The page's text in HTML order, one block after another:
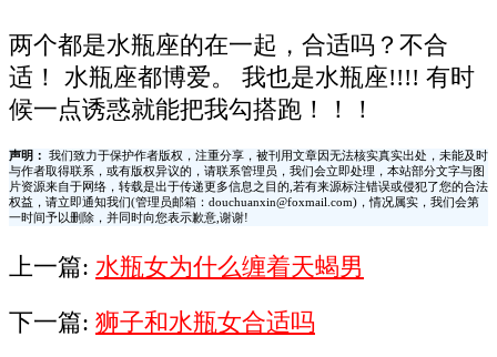
两个都是水瓶座的在一起，合适吗？不合
适！ 水瓶座都博爱。 我也是水瓶座!!!! 有时
候一点诱惑就能把我勾搭跑！！！
声明：
我们致力于保护作者版权，注重分享，被刊用文章因无法核实真实出处，未能及时
与作者取得联系，或有版权异议的，请联系管理员，我们会立即处理，本站部分文字与图
片资源来自于网络，转载是出于传递更多信息之目的,若有来源标注错误或侵犯了您的合法
权益，请立即通知我们(管理员邮箱：douchuanxin@foxmail.com)，情况属实，我们会第
一时间予以删除，并同时向您表示歉意,谢谢!
上一篇: 水瓶女为什么缠着天蝎男
下一篇: 狮子和水瓶女合适吗